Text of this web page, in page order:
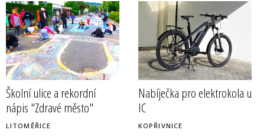
Školní ulice a rekordní
nápis "Zdravé město"
LITOMĚŘICE
Nabíječka pro elektrokola u
IC
KOPŘIVNICE